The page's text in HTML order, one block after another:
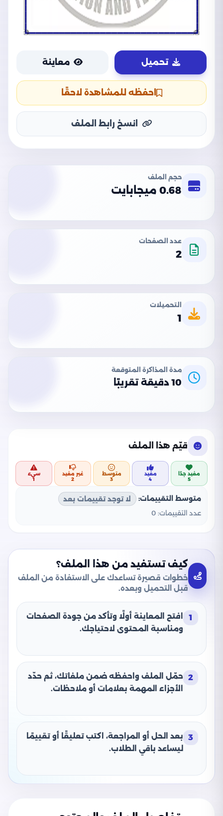
تحميل معاينة
احفظه للمشاهدة لاحقًا
انسخ رابط الملف
حجم الملف
0.68 ميجابايت
عدد الصفحات
2
التحميلات
1
مدة المذاكرة المتوقعة
10 دقيقة تقريبًا
قيّم هذا الملف
مفيد جدًا
5
مفيد
4
متوسط
3
غير مفيد
2
سيء
1
متوسط التقييمات:
لا توجد تقييمات بعد
عدد التقييمات: 0
كيف تستفيد من هذا الملف؟
خطوات قصيرة تساعدك على الاستفادة من الملف
قبل التحميل وبعده.
1
افتح المعاينة أولًا وتأكد من جودة الصفحات
ومناسبة المحتوى لاحتياجك.
2 حمّل الملف واحفظه ضمن ملفاتك، ثم حدّد
الأجزاء المهمة بعلامات أو ملاحظات.
3
بعد الحل أو المراجعة، اكتب تعليقًا أو تقييمًا
ليساعد باقي الطلاب.